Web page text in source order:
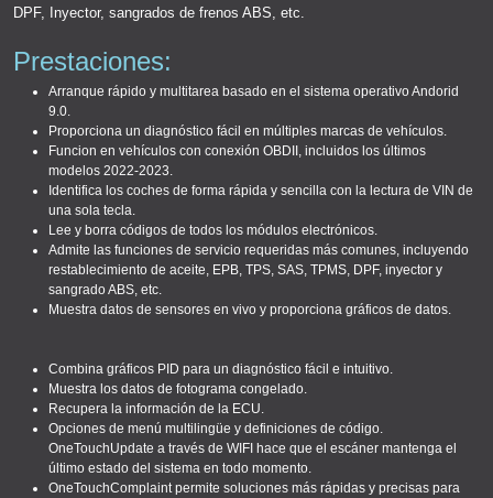
DPF, Inyector, sangrados de frenos ABS, etc.
Prestaciones:
Arranque rápido y multitarea basado en el sistema operativo Andorid
9.0.
Proporciona un diagnóstico fácil en múltiples marcas de vehículos.
Funcion en vehículos con conexión OBDII, incluidos los últimos
modelos 2022-2023.
Identifica los coches de forma rápida y sencilla con la lectura de VIN de
una sola tecla.
Lee y borra códigos de todos los módulos electrónicos.
Admite las funciones de servicio requeridas más comunes, incluyendo
restablecimiento de aceite, EPB, TPS, SAS, TPMS, DPF, inyector y
sangrado ABS, etc.
Muestra datos de sensores en vivo y proporciona gráficos de datos.
Combina gráficos PID para un diagnóstico fácil e intuitivo.
Muestra los datos de fotograma congelado.
Recupera la información de la ECU.
Opciones de menú multilingüe y definiciones de código.
OneTouchUpdate a través de WIFI hace que el escáner mantenga el
último estado del sistema en todo momento.
OneTouchComplaint permite soluciones más rápidas y precisas para